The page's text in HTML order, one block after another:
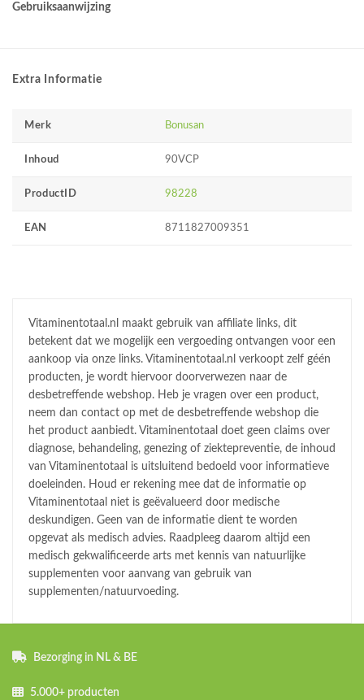
Gebruiksaanwijzing
Extra Informatie
Merk Bonusan
Inhoud 90VCP
ProductID 98228
EAN 8711827009351
Vitaminentotaal.nl maakt gebruik van affiliate links, dit
betekent dat we mogelijk een vergoeding ontvangen voor een
aankoop via onze links. Vitaminentotaal.nl verkoopt zelf géén
producten, je wordt hiervoor doorverwezen naar de
desbetreffende webshop. Heb je vragen over een product,
neem dan contact op met de desbetreffende webshop die
het product aanbiedt. Vitaminentotaal doet geen claims over
diagnose, behandeling, genezing of ziektepreventie, de inhoud
van Vitaminentotaal is uitsluitend bedoeld voor informatieve
doeleinden. Houd er rekening mee dat de informatie op
Vitaminentotaal niet is geëvalueerd door medische
deskundigen. Geen van de informatie dient te worden
opgevat als medisch advies. Raadpleeg daarom altijd een
medisch gekwalificeerde arts met kennis van natuurlijke
supplementen voor aanvang van gebruik van
supplementen/natuurvoeding.
Bezorging in NL & BE
5.000+ producten